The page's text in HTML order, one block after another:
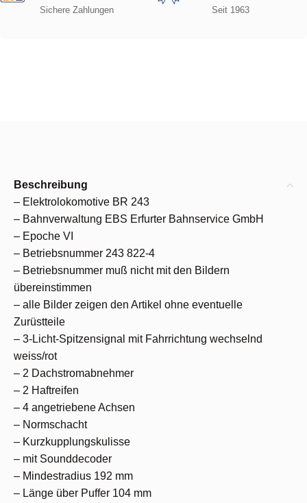
Sichere Zahlungen Seit 1963
Beschreibung
– Elektrolokomotive BR 243
– Bahnverwaltung EBS Erfurter Bahnservice GmbH
– Epoche VI
– Betriebsnummer 243 822-4
– Betriebsnummer muß nicht mit den Bildern
übereinstimmen
– alle Bilder zeigen den Artikel ohne eventuelle
Zurüstteile
– 3-Licht-Spitzensignal mit Fahrrichtung wechselnd
weiss/rot
– 2 Dachstromabnehmer
– 2 Haftreifen
– 4 angetriebene Achsen
– Normschacht
– Kurzkupplungskulisse
– mit Sounddecoder
– Mindestradius 192 mm
– Länge über Puffer 104 mm